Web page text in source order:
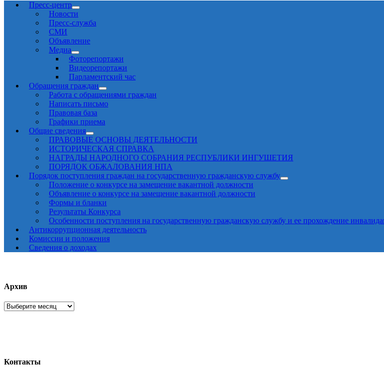
Пресс-центр
Новости
Пресс-служба
СМИ
Объявление
Медиа
Фоторепортажи
Видеорепортажи
Парламентский час
Обращения граждан
Работа с обращениями граждан
Написать письмо
Правовая база
Графики приема
Общие сведения
ПРАВОВЫЕ ОСНОВЫ ДЕЯТЕЛЬНОСТИ
ИСТОРИЧЕСКАЯ СПРАВКА
НАГРАДЫ НАРОДНОГО СОБРАНИЯ РЕСПУБЛИКИ ИНГУШЕТИЯ
ПОРЯДОК ОБЖАЛОВАНИЯ НПА
Порядок поступления граждан на государственную гражданскую службу
Положение о конкурсе на замещение вакантной должности
Объявление о конкурсе на замещение вакантной должности
Формы и бланки
Результаты Конкурса
Особенности поступления на государственную гражданскую службу и ее прохождение
Антикоррупционная деятельность
Комиссии и положения
Сведения о доходах
Архив
Архив
Контакты